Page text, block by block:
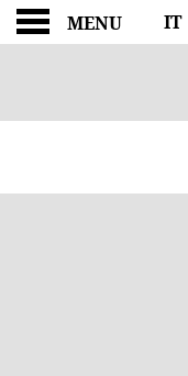
MENU IT